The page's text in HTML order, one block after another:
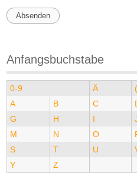
Anfangsbuchstabe
0-9 Ä
(
A
B C
G
H I
M
N O
S
T U
Y
Z